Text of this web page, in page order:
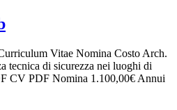
Vitae Nomina Costo Arch.
tecnica di sicurezza nei luoghi di
CV PDF Nomina 1.100,00€ Annui